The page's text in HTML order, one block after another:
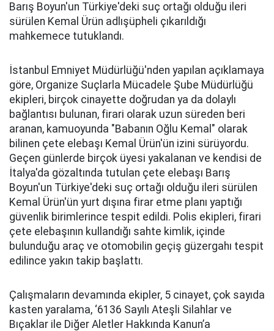
Barış Boyun'un Türkiye'deki suç ortağı olduğu ileri
sürülen Kemal Ürün adlışüpheli çıkarıldığı
mahkemece tutuklandı.
İstanbul Emniyet Müdürlüğü'nden yapılan açıklamaya
göre, Organize Suçlarla Mücadele Şube Müdürlüğü
ekipleri, birçok cinayette doğrudan ya da dolaylı
bağlantısı bulunan, firari olarak uzun süreden beri
aranan, kamuoyunda "Babanın Oğlu Kemal" olarak
bilinen çete elebaşı Kemal Ürün'ün izini sürüyordu.
Geçen günlerde birçok üyesi yakalanan ve kendisi de
İtalya'da gözaltında tutulan çete elebaşı Barış
Boyun'un Türkiye'deki suç ortağı olduğu ileri sürülen
Kemal Ürün'ün yurt dışına firar etme planı yaptığı
güvenlik birimlerince tespit edildi. Polis ekipleri, firari
çete elebaşının kullandığı sahte kimlik, içinde
bulunduğu araç ve otomobilin geçiş güzergahı tespit
edilince yakın takip başlattı.
Çalışmaların devamında ekipler, 5 cinayet, çok sayıda
kasten yaralama, ‘6136 Sayılı Ateşli Silahlar ve
Bıçaklar ile Diğer Aletler Hakkında Kanun’a